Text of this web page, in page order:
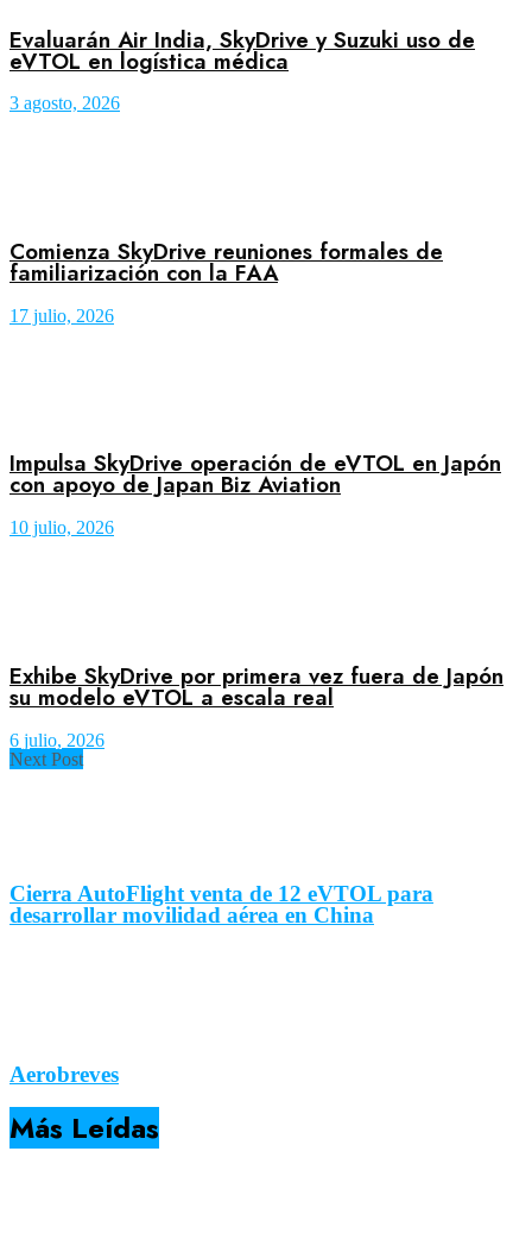
Evaluarán Air India, SkyDrive y Suzuki uso de
eVTOL en logística médica
3 agosto, 2026
Comienza SkyDrive reuniones formales de
familiarización con la FAA
17 julio, 2026
Impulsa SkyDrive operación de eVTOL en Japón
con apoyo de Japan Biz Aviation
10 julio, 2026
Exhibe SkyDrive por primera vez fuera de Japón
su modelo eVTOL a escala real
6 julio, 2026
Next Post
Cierra AutoFlight venta de 12 eVTOL para
desarrollar movilidad aérea en China
Aerobreves
Más Leídas